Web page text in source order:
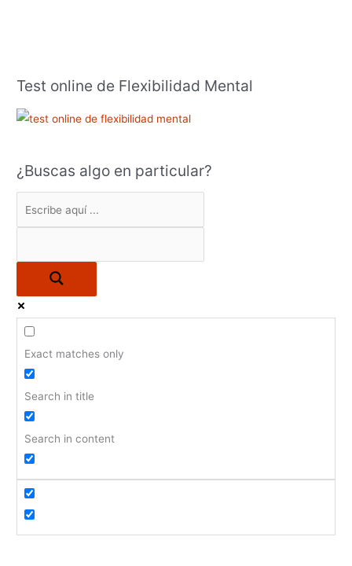
Test online de Flexibilidad Mental
¿Buscas algo en particular?
Exact matches only
Search in title
Search in content